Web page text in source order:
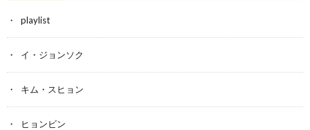
playlist
イ・ジョンソク
キム・スヒョン
ヒョンビン